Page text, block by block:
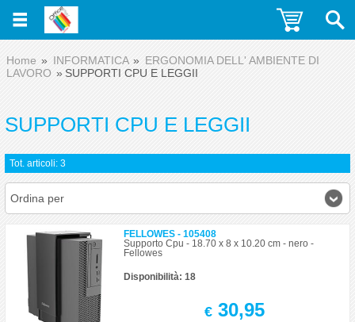
Home INFORMATICA
ERGONOMIA DELL' AMBIENTE DI
LAVORO
SUPPORTI CPU E LEGGII
SUPPORTI CPU E LEGGII
Tot. articoli: 3
Ordina per
FELLOWES - 105408
Supporto Cpu - 18.70 x 8 x 10.20 cm - nero -
Fellowes
Disponibilità: 18
€30,95